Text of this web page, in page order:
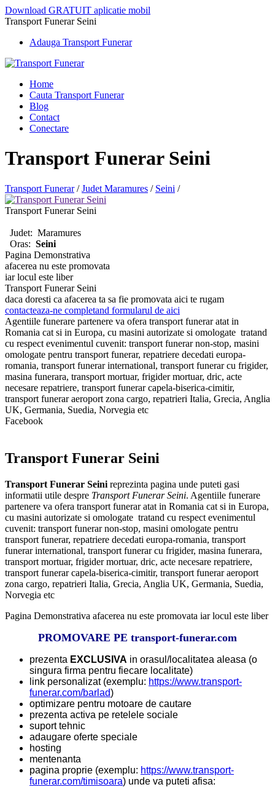
Download GRATUIT aplicatie mobil
Transport Funerar Seini
Adauga Transport Funerar
Home
Cauta Transport Funerar
Blog
Contact
Conectare
Transport Funerar Seini
Transport Funerar/Judet Maramures / Seini /
Transport Funerar Seini
Judet: Maramures
Oras: Seini
Pagina Demonstrativa
afacerea nu este promovata
iar locul este liber
Transport Funerar Seini
daca doresti ca afacerea ta sa fie promovata aici te rugam
contacteaza-ne completand formularul de aici
Agentiile funerare partenere va ofera transport funerar atat in
Romania cat si in Europa, cu masini autorizate si omologate tratand
cu respect evenimentul cuvenit: transport funerar non-stop, masini
omologate pentru transport funerar, repatriere decedati europa-
romania, transport funerar international, transport funerar cu frigider,
masina funerara, transport mortuar, frigider mortuar, dric, acte
necesare repatriere, transport funerar capela-biserica-cimitir,
transport funerar aeroport zona cargo, repatrieri Italia, Grecia, Anglia
UK, Germania, Suedia, Norvegia etc
Facebook
Transport Funerar Seini
Transport Funerar Seini reprezinta pagina unde puteti gasi
informatii utile despre Transport Funerar Seini. Agentiile funerare
partenere va ofera transport funerar atat in Romania cat si in Europa,
cu masini autorizate si omologate tratand cu respect evenimentul
cuvenit: transport funerar non-stop, masini omologate pentru
transport funerar, repatriere decedati europa-romania, transport
funerar international, transport funerar cu frigider, masina funerara,
transport mortuar, frigider mortuar, dric, acte necesare repatriere,
transport funerar capela-biserica-cimitir, transport funerar aeroport
zona cargo, repatrieri Italia, Grecia, Anglia UK, Germania, Suedia,
Norvegia etc
Pagina Demonstrativa afacerea nu este promovata iar locul este liber
PROMOVARE PE transport-funerar.com
prezenta EXCLUSIVA in orasul/localitatea aleasa (o
singura firma pentru fiecare localitate)
link personalizat (exemplu: https://www.transport-
funerar.com/barlad)
optimizare pentru motoare de cautare
prezenta activa pe retelele sociale
suport tehnic
adaugare oferte speciale
hosting
mentenanta
pagina proprie (exemplu: https://www.transport-
funerar.com/timisoara) unde va puteti afisa: